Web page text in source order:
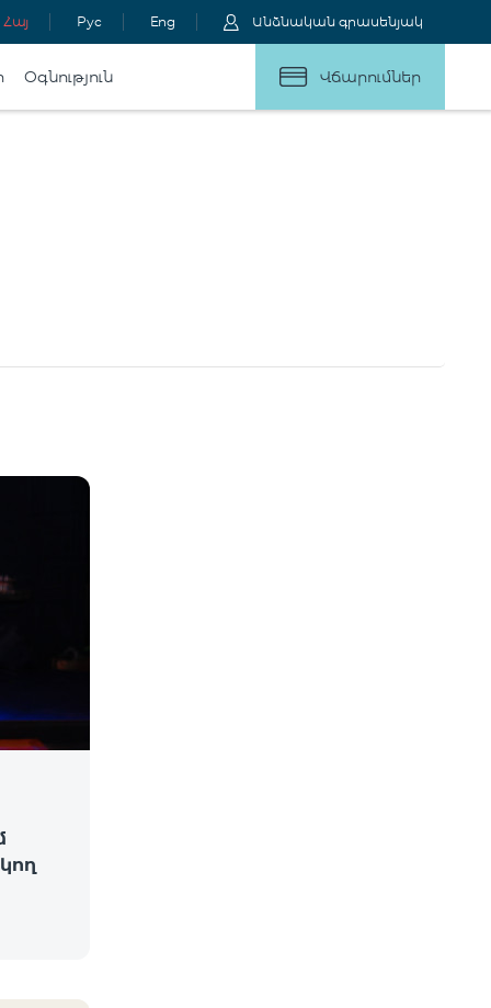
Հայ Рус Eng Անձնական գրասենյակ
Օգնություն Վճարումներ